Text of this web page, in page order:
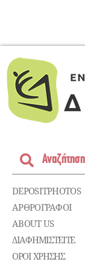
DEPOSITPHOTOS
ΑΡΘΡΟΓΡΑΦΟΙ
ABOUT US
ΔΙΑΦΗΜΙΣΤΕΊΤΕ
ΌΡΟΙ ΧΡΉΣΗΣ